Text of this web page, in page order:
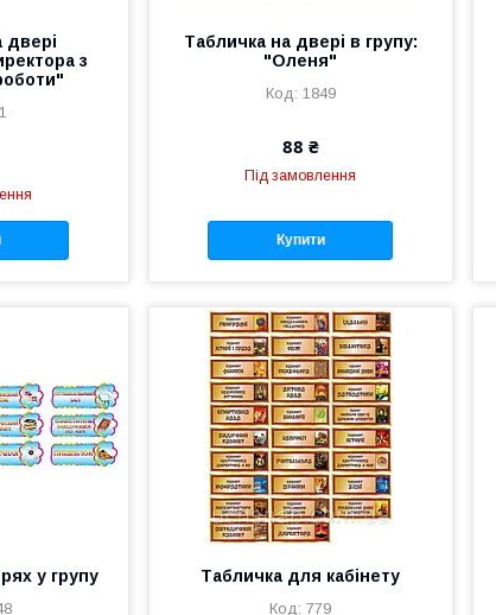
двері
з
Табличка на двері в групу:
"Оленя"
1849
88 ₴
Під замовлення
Купити
у групу Табличка для кабінету
779